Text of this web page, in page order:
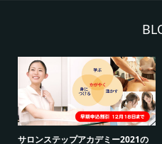
サロンステップアカデミー2021の